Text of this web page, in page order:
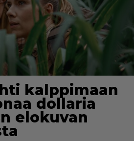
kalppimaan
dollaria
elokuvan